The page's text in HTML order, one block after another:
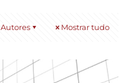
Autores Mostrar tudo